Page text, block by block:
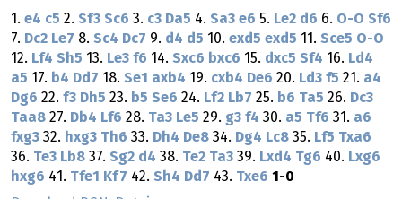
1. e4 c5 2. Sf3 Sc6 3. c3 Da5 4. Sa3 e6 5. Le2 d6 6. O-O Sf6
7. Dc2 Le7 8. Sc4 Dc7 9. d4 d5 10. exd5 exd5 11. Sce5 O-O
12. Lf4 Sh5 13. Le3 f6 14. Sxc6 bxc6 15. dxc5 Sf4 16. Ld4
a5 17. b4 Dd7 18. Se1 axb4 19. cxb4 De6 20. Ld3 f5 21. a4
Dg6 22. f3 Dh5 23. b5 Se6 24. Lf2 Lb7 25. b6 Ta5 26. Dc3
Taa8 27. Db4 Lf6 28. Ta3 Le5 29. g3 f4 30. a5 Tf6 31. a6
fxg3 32. hxg3 Th6 33. Dh4 De8 34. Dg4 Lc8 35. Lf5 Txa6
36. Te3 Lb8 37. Sg2 d4 38. Te2 Ta3 39. Lxd4 Tg6 40. Lxg6
hxg6 41. Tfe1 Kf7 42. Sh4 Dd7 43. Txe6 1-0